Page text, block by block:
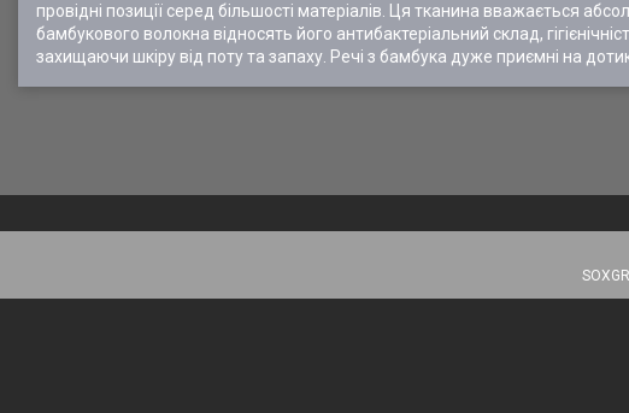
провідні позиції серед більшості матеріалів. Ця тканина вважається
бамбукового волокна відносять його антибактеріальний склад,
захищаючи шкіру від поту та запаху. Речі з бамбука дуже приємні на